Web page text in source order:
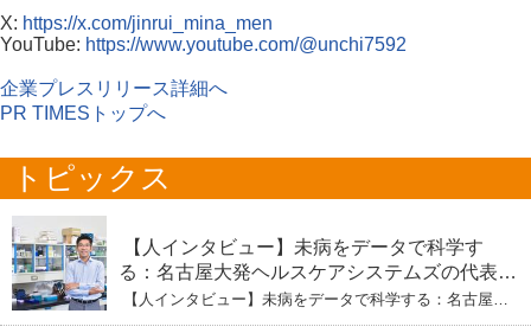
X: https://x.com/jinrui_mina_men
YouTube: https://www.youtube.com/@unchi7592
企業プレスリリース詳細へ
PR TIMESトップへ
トピックス
【人インタビュー】未病をデータで科学す
る：名古屋大発ヘルスケアシステムズの代表取
締役社長・瀧本陽介 【下】「人生80年の暇つ
ぶし」を着実に：理系ニートが挑むヘルスケア
【人インタビュー】未病をデータで科学する：名古屋大